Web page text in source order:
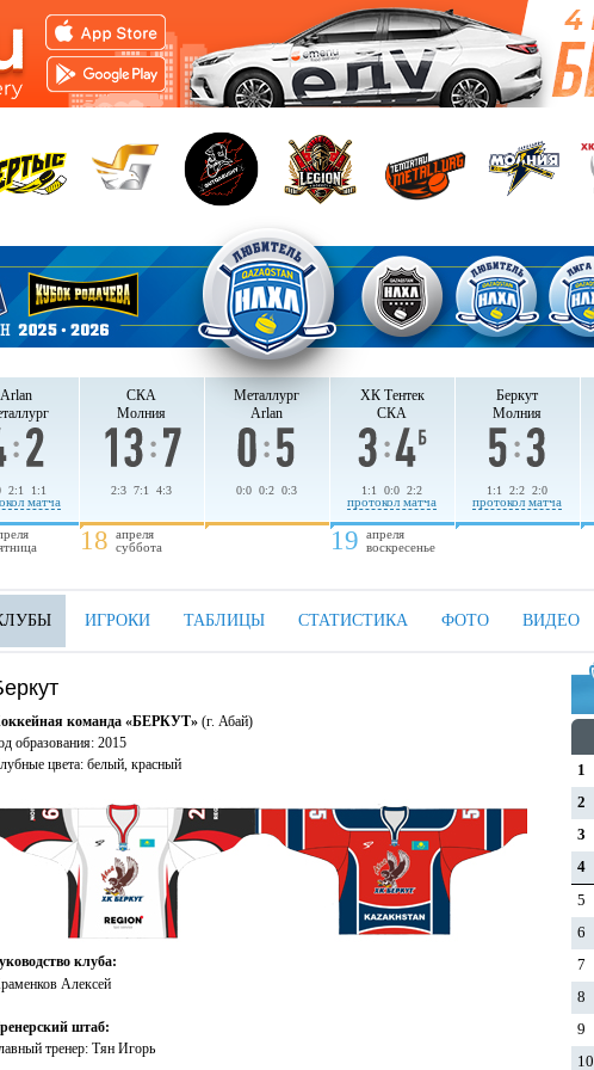
Arlan
2:1 1:1
матча
СКА
Молния
2:3 7:1 4:3
18 апреля
суббота
Металлург
Arlan
0:0 0:2 0:3
ХК Тентек
СКА
1:1 0:0 2:2
протокол матча
19 апреля
воскресенье
Беркут
Молния
1:1 2:2 2:0
протокол матча
ИГРОКИ ТАБЛИЦЫ СТАТИСТИКА ФОТО ВИДЕО
команда «БЕРКУТ» (г. Абай)
образования: 2015
цвета: белый, красный
клуба:
Алексей
штаб:
тренер: Тян Игорь
1
2
3
4
5
6
7
8
9
10